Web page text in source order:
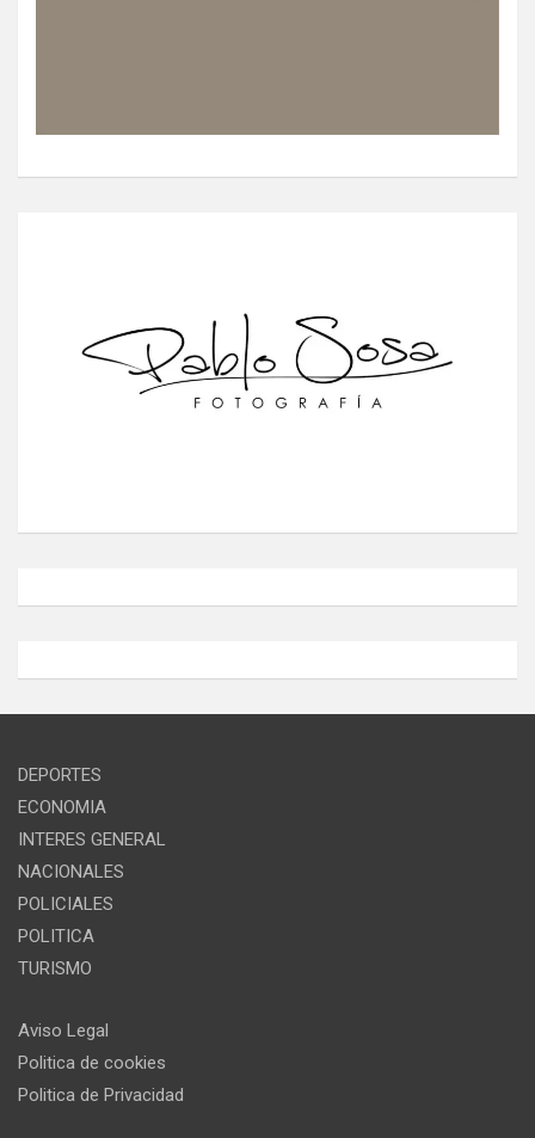
DEPORTES
ECONOMIA
INTERES GENERAL
NACIONALES
POLICIALES
POLITICA
TURISMO
Aviso Legal
Politica de cookies
Politica de Privacidad